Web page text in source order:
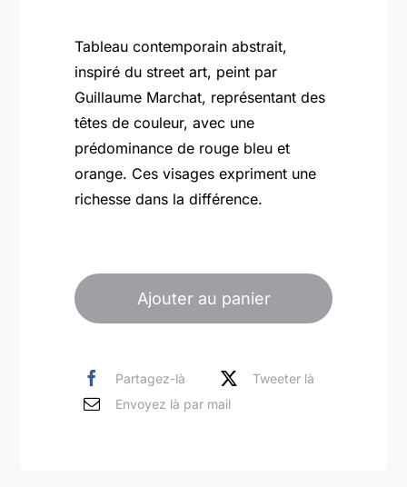
Tableau contemporain abstrait,
inspiré du street art, peint par
Guillaume Marchat, représentant des
têtes de couleur, avec une
prédominance de rouge bleu et
orange. Ces visages expriment une
richesse dans la différence.
de
orange
rouge
Ajouter au panier
Partagez-là
Tweeter là
Envoyez là par mail